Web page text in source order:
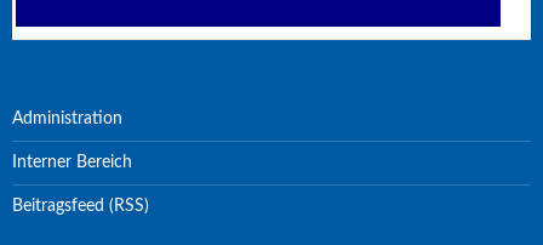
Administration
Interner Bereich
Beitragsfeed (RSS)